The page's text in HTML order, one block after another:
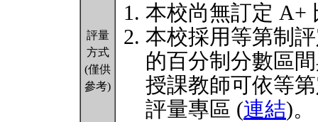
評量
方式
(僅供
參考)
本校尚無訂定 A+
本校採用等第制
的百分制分數區
授課教師可依等
評量專區 (連結)。